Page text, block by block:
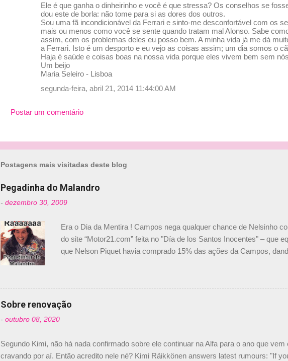
i
Ele é que ganha o dinheirinho e você é que stressa? Os conselhos se
dou este de borla: não tome para si as dores dos outros.
Sou uma fã incondicionável da Ferrari e sinto-me desconfortável com os
mais ou menos como você se sente quando tratam mal Alonso. Sabe
assim, com os problemas deles eu posso bem. A minha vida já me dá
a Ferrari. Isto é um desporto e eu vejo as coisas assim; um dia somos o
Haja é saúde e coisas boas na nossa vida porque eles vivem bem sem
Um beijo
Maria Seleiro - Lisboa
segunda-feira, abril 21, 2014 11:44:00 AM
Postar um comentário
Postagens mais visitadas deste blog
Pegadinha do Malandro
- dezembro 30, 2009
Era o Dia da Mentira ! Campos nega qualquer chance de Nelsinho
do site “Motor21.com” feita no "Día de los Santos Inocentes" – que
que Nelson Piquet havia comprado 15% das ações da Campos,
dirigente foi taxativo ao declarar que o brasileiro não será o
verdade, nós recebemos uma oferta de Piquet", admitiu Audetto.
Senna, não podemos ter dois brasileiros”, explicou, dizendo ainda
Sobre renovação
- outubro 08, 2020
Segundo Kimi, não há nada confirmado sobre ele continuar na Alfa para o ano que
cravando por aí. Então acredito nele né? Kimi Räikkönen answers latest rumours: "If